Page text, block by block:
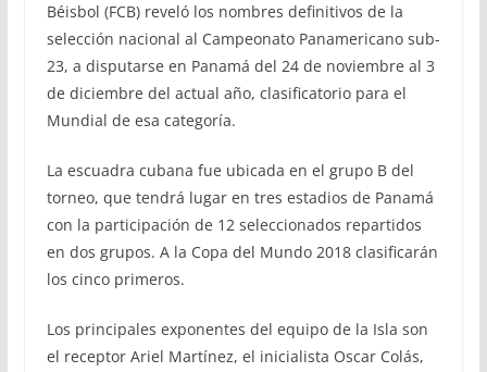
Béisbol (FCB) reveló los nombres definitivos de la
selección nacional al Campeonato Panamericano sub-
23, a disputarse en Panamá del 24 de noviembre al 3
de diciembre del actual año, clasificatorio para el
Mundial de esa categoría.
La escuadra cubana fue ubicada en el grupo B del
torneo, que tendrá lugar en tres estadios de Panamá
con la participación de 12 seleccionados repartidos
en dos grupos. A la Copa del Mundo 2018 clasificarán
los cinco primeros.
Los principales exponentes del equipo de la Isla son
el receptor Ariel Martínez, el inicialista Oscar Colás,